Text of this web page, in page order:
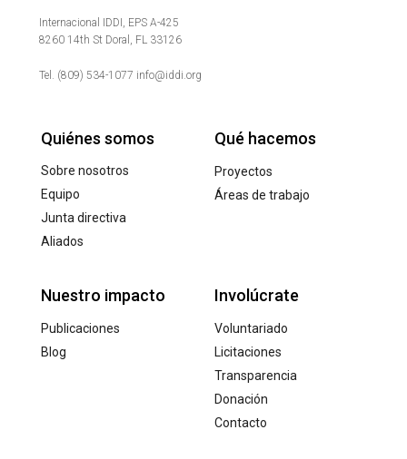
Internacional IDDI, EPS A-425
8260 14th St Doral, FL 33126
Tel. (809) 534-1077 info@iddi.org
Quiénes somos
Sobre nosotros
Equipo
Junta directiva
Aliados
Qué hacemos
Proyectos
Áreas de trabajo
Nuestro impacto
Publicaciones
Blog
Involúcrate
Voluntariado
Licitaciones
Transparencia
Donación
Contacto